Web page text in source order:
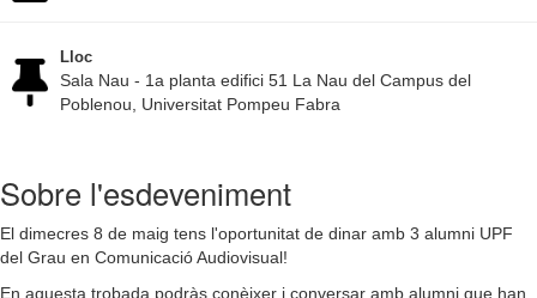
Lloc
Sala Nau - 1a planta edifici 51 La Nau del Campus del
Poblenou, Universitat Pompeu Fabra
Sobre l'esdeveniment
El dimecres 8 de maig tens l'oportunitat de dinar amb 3 alumni UPF
del Grau en Comunicació Audiovisual!
En aquesta trobada podràs conèixer i conversar amb alumni que han